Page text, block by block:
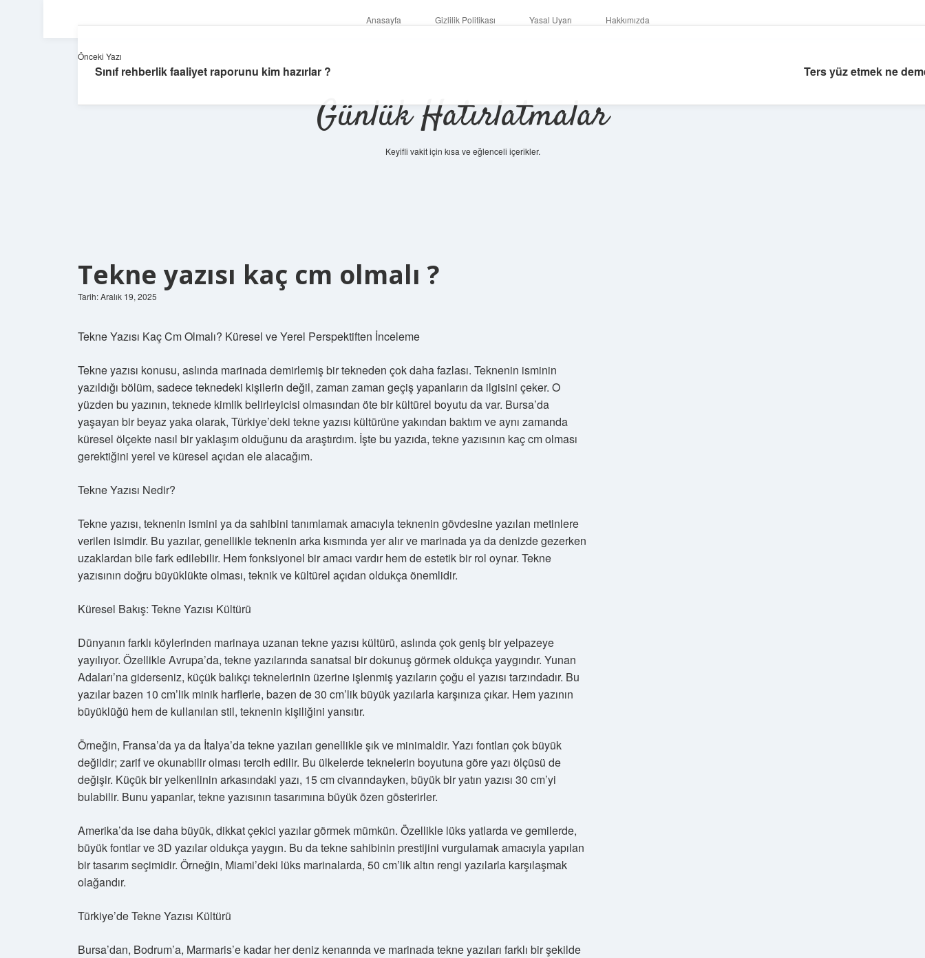
Anasayfa Gizlilik Politikası Yasal Uyarı Hakkımızda
Günlük Hatırlatmalar
Keyifli vakit için kısa ve eğlenceli içerikler.
Tekne yazısı kaç cm olmalı ?
Tarih: Aralık 19, 2025
Tekne Yazısı Kaç Cm Olmalı? Küresel ve Yerel Perspektiften İnceleme
Tekne yazısı konusu, aslında marinada demirlemiş bir tekneden çok daha fazlası. Teknenin isminin
yazıldığı bölüm, sadece teknedeki kişilerin değil, zaman zaman geçiş yapanların da ilgisini çeker. O
yüzden bu yazının, teknede kimlik belirleyicisi olmasından öte bir kültürel boyutu da var. Bursa’da
yaşayan bir beyaz yaka olarak, Türkiye’deki tekne yazısı kültürüne yakından baktım ve aynı zamanda
küresel ölçekte nasıl bir yaklaşım olduğunu da araştırdım. İşte bu yazıda, tekne yazısının kaç cm olması
gerektiğini yerel ve küresel açıdan ele alacağım.
Tekne Yazısı Nedir?
Tekne yazısı, teknenin ismini ya da sahibini tanımlamak amacıyla teknenin gövdesine yazılan metinlere
verilen isimdir. Bu yazılar, genellikle teknenin arka kısmında yer alır ve marinada ya da denizde gezerken
uzaklardan bile fark edilebilir. Hem fonksiyonel bir amacı vardır hem de estetik bir rol oynar. Tekne
yazısının doğru büyüklükte olması, teknik ve kültürel açıdan oldukça önemlidir.
Küresel Bakış: Tekne Yazısı Kültürü
Dünyanın farklı köylerinden marinaya uzanan tekne yazısı kültürü, aslında çok geniş bir yelpazeye
yayılıyor. Özellikle Avrupa’da, tekne yazılarında sanatsal bir dokunuş görmek oldukça yaygındır. Yunan
Adaları’na giderseniz, küçük balıkçı teknelerinin üzerine işlenmiş yazıların çoğu el yazısı tarzındadır. Bu
yazılar bazen 10 cm’lik minik harflerle, bazen de 30 cm’lik büyük yazılarla karşınıza çıkar. Hem yazının
büyüklüğü hem de kullanılan stil, teknenin kişiliğini yansıtır.
Örneğin, Fransa’da ya da İtalya’da tekne yazıları genellikle şık ve minimaldir. Yazı fontları çok büyük
değildir; zarif ve okunabilir olması tercih edilir. Bu ülkelerde teknelerin boyutuna göre yazı ölçüsü de
değişir. Küçük bir yelkenlinin arkasındaki yazı, 15 cm civarındayken, büyük bir yatın yazısı 30 cm’yi
bulabilir. Bunu yapanlar, tekne yazısının tasarımına büyük özen gösterirler.
Amerika’da ise daha büyük, dikkat çekici yazılar görmek mümkün. Özellikle lüks yatlarda ve gemilerde,
büyük fontlar ve 3D yazılar oldukça yaygın. Bu da tekne sahibinin prestijini vurgulamak amacıyla yapılan
bir tasarım seçimidir. Örneğin, Miami’deki lüks marinalarda, 50 cm’lik altın rengi yazılarla karşılaşmak
olağandır.
Türkiye’de Tekne Yazısı Kültürü
Bursa’dan, Bodrum’a, Marmaris’e kadar her deniz kenarında ve marinada tekne yazıları farklı bir şekilde
Önceki Yazı
Sınıf rehberlik faaliyet raporunu kim hazırlar ? Ters yüz etmek ne